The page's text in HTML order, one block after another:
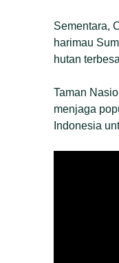
Sementara,
harimau
hutan
Taman
menjaga
Indonesia